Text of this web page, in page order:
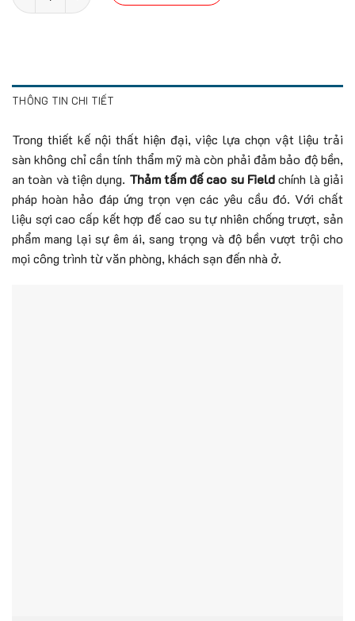
THÔNG TIN CHI TIẾT
Trong thiết kế nội thất hiện đại, việc lựa chọn vật liệu trải
sàn không chỉ cần tính thẩm mỹ mà còn phải đảm bảo độ bền,
an toàn và tiện dụng. Thảm tấm đế cao su Fieldchính là giải
pháp hoàn hảo đáp ứng trọn vẹn các yêu cầu đó. Với chất
liệu sợi cao cấp kết hợp đế cao su tự nhiên chống trượt, sản
phẩm mang lại sự êm ái, sang trọng và độ bền vượt trội cho
mọi công trình từ văn phòng, khách sạn đến nhà ở.